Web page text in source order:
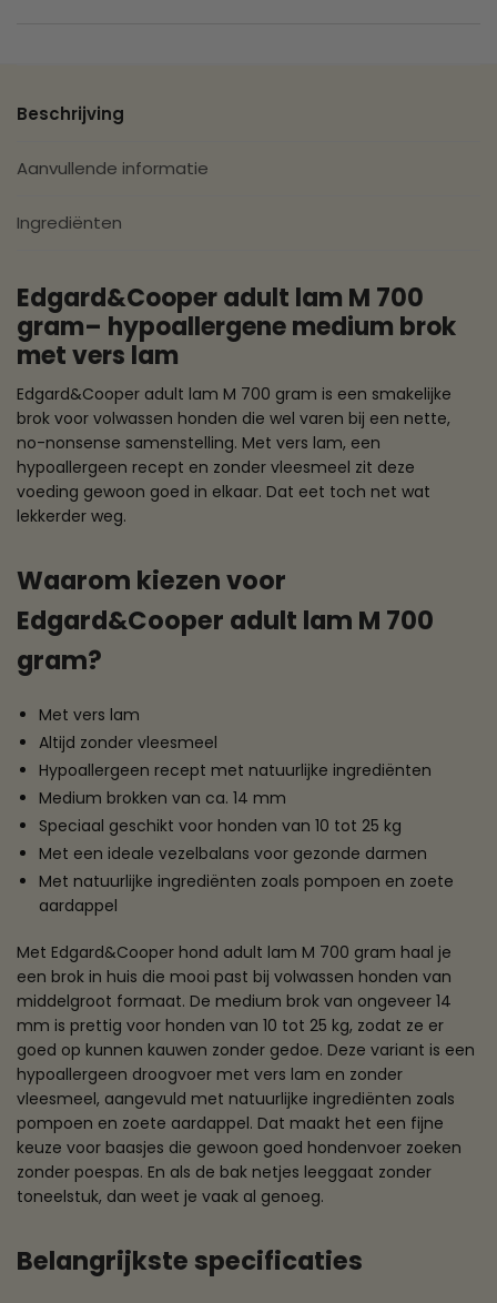
Beschrijving
Aanvullende informatie
Ingrediënten
Edgard&Cooper adult lam M 700
gram– hypoallergene medium brok
met vers lam
Edgard&Cooper adult lam M 700 gram is een smakelijke
brok voor volwassen honden die wel varen bij een nette,
no-nonsense samenstelling. Met vers lam, een
hypoallergeen recept en zonder vleesmeel zit deze
voeding gewoon goed in elkaar. Dat eet toch net wat
lekkerder weg.
Waarom kiezen voor
Edgard&Cooper adult lam M 700
gram?
Met vers lam
Altijd zonder vleesmeel
Hypoallergeen recept met natuurlijke ingrediënten
Medium brokken van ca. 14 mm
Speciaal geschikt voor honden van 10 tot 25 kg
Met een ideale vezelbalans voor gezonde darmen
Met natuurlijke ingrediënten zoals pompoen en zoete
aardappel
Met Edgard&Cooper hond adult lam M 700 gram haal je
een brok in huis die mooi past bij volwassen honden van
middelgroot formaat. De medium brok van ongeveer 14
mm is prettig voor honden van 10 tot 25 kg, zodat ze er
goed op kunnen kauwen zonder gedoe. Deze variant is een
hypoallergeen droogvoer met vers lam en zonder
vleesmeel, aangevuld met natuurlijke ingrediënten zoals
pompoen en zoete aardappel. Dat maakt het een fijne
keuze voor baasjes die gewoon goed hondenvoer zoeken
zonder poespas. En als de bak netjes leeggaat zonder
toneelstuk, dan weet je vaak al genoeg.
Belangrijkste specificaties